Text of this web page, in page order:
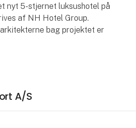
nyt 5-stjernet luksushotel på
af NH Hotel Group.
bag projektet er
A/S